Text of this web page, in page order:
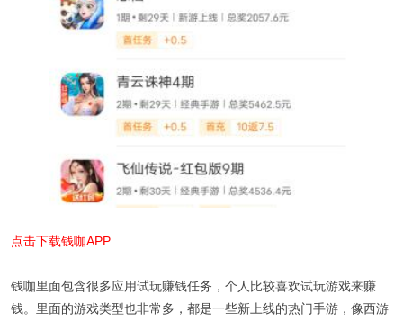
点击下载钱咖APP
钱咖里面包含很多应用试玩赚钱任务，个人比较喜欢试玩游戏来赚
钱。里面的游戏类型也非常多，都是一些新上线的热门手游，像西游